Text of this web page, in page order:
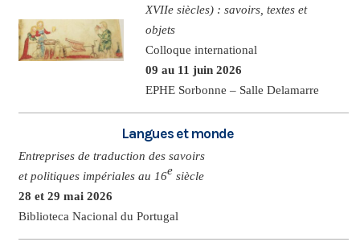
XVIIe siècles) : savoirs, textes et
objets
Colloque international
09 au 11 juin 2026
EPHE Sorbonne – Salle Delamarre
Langues et monde
Entreprises de traduction des savoirs
et politiques impériales au 16e siècle
28 et 29 mai 2026
Biblioteca Nacional du Portugal